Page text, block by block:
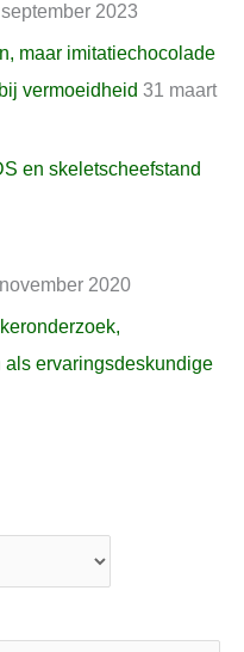
2023
maar imitatiechocolade
vermoeidheid 31 maart
en skeletscheefstand
2020
als ervaringsdeskundige